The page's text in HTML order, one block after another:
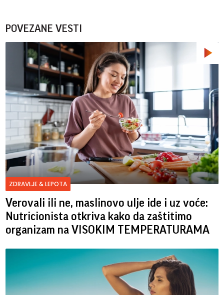
POVEZANE VESTI
ZDRAVLJE & LEPOTA
Verovali ili ne, maslinovo ulje ide i uz voće:
Nutricionista otkriva kako da zaštitimo
organizam na VISOKIM TEMPERATURAMA